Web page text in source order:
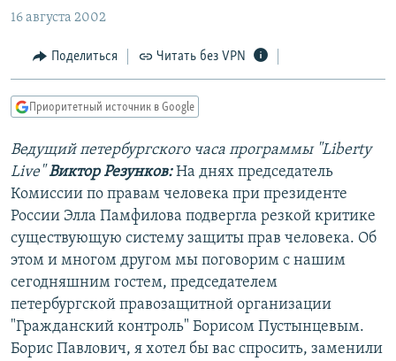
содержанию
Вернутся
главной
навигации
поиску
ЦИТАТЫ СВОБОДЫ
МНЕНИЯ
КУЛЬТУРА
IDEL.РЕАЛИИ
КАВКАЗ.РЕАЛИИ
СЕВЕР.РЕАЛИИ
СИБИРЬ.РЕАЛИИ
РАСПИСАНИЕ ВЕЩАНИЯ
ПОДПИШИТЕСЬ НА РАССЫЛКУ
СОЦИАЛЬНЫЕ СЕТИ
16 августа 2002
Поделиться Читать без VPN
Приоритетный источник в Google
Ведущий петербургского часа программы "Liberty
Live"Виктор Резунков:На днях председатель
Комиссии по правам человека при президенте
России Элла Памфилова подвергла резкой критике
существующую систему защиты прав человека. Об
этом и многом другом мы поговорим с нашим
сегодняшним гостем, председателем
петербургской правозащитной организации
"Гражданский контроль" Борисом Пустынцевым.
Борис Павлович, я хотел бы вас спросить, заменили